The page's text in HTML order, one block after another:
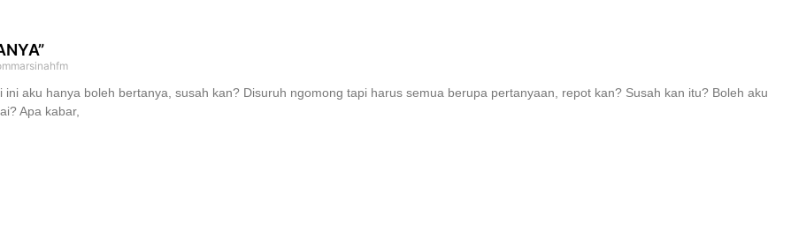
ini aku hanya boleh bertanya, susah kan? Disuruh ngomong tapi harus semua berupa pertanyaan, repot kan? Susah kan itu? Boleh aku
Apa kabar,